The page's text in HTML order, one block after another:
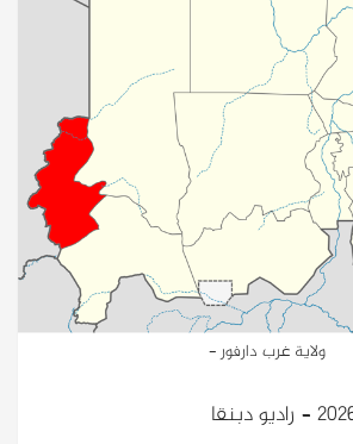
ولاية غرب دارفور -